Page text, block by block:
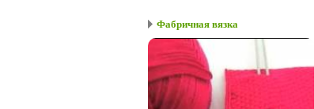
Фабричная вязка